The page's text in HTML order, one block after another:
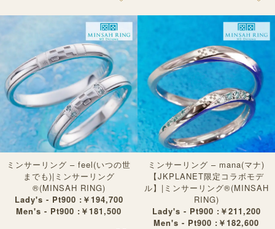
ミンサーリング – feel(いつの世
までも)|ミンサーリング
®︎(MINSAH RING)
Lady's - Pt900 :￥194,700
Men's - Pt900 :￥181,500
ミンサーリング – mana(マナ)
【JKPLANET限定コラボモデ
ル】|ミンサーリング®︎(MINSAH
RING)
Lady's - Pt900 :￥211,200
Men's - Pt900 :￥182,600